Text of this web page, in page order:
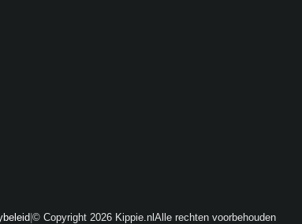
© Copyright 2026 Kippie.nl Alle rechten voorbehouden